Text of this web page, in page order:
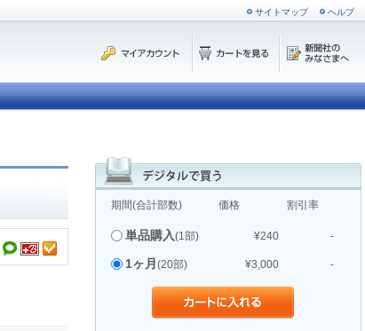
サイトマップ ヘルプ
期間(合計部数) 価格 割引率
単品購入(1部) ¥240 -
1ヶ月 (20部) ¥3,000 -